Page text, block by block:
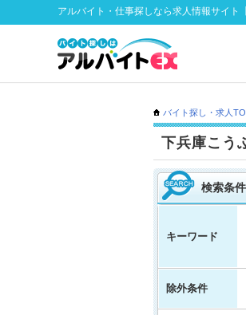
アルバイト・仕事探しなら求人情報サイト
バイト探し・求人
下兵庫こう
検索条
キーワード
除外条件